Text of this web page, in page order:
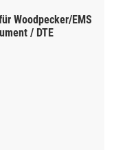
Woodpecker/EMS
/ DTE